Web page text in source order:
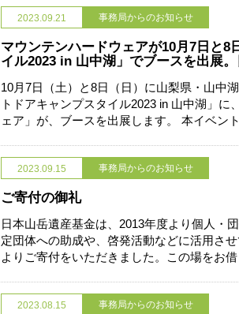
2023.09.21 事務局からのお知らせ
マウンテンハードウェアが10月7日と8
イル2023 in 山中湖」でブースを出展
10月7日（土）と8日（日）に山梨県・山中
トドアキャンプスタイル2023 in 山中湖」
ェア」が、ブースを出展します。 本イベン
2023.09.15 事務局からのお知らせ
ご寄付の御礼
日本山岳遺産基金は、2013年度より個人・
定団体への助成や、啓発活動などに活用さ
よりご寄付をいただきました。この場をお
2023.08.15 事務局からのお知らせ